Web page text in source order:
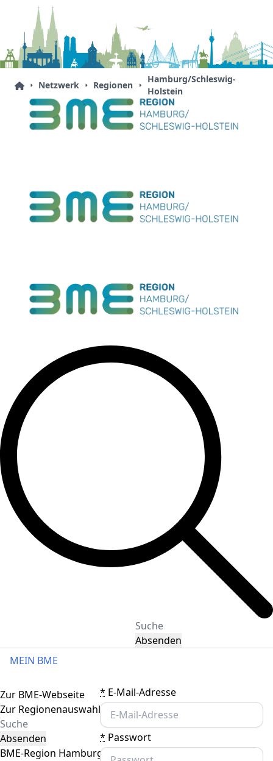
Netzwerk Regionen
Hamburg/Schleswig-
Holstein
Absenden
MEIN BME
* E-Mail-Adresse
* Passwort
Toggle navigation
Zur BME-Webseite
Zur Regionenauswahl
Absenden
BME-Region Hamburg/Schleswig-Holstein